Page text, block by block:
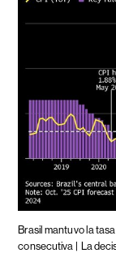
Brasil mantuvo la
consecutiva | La